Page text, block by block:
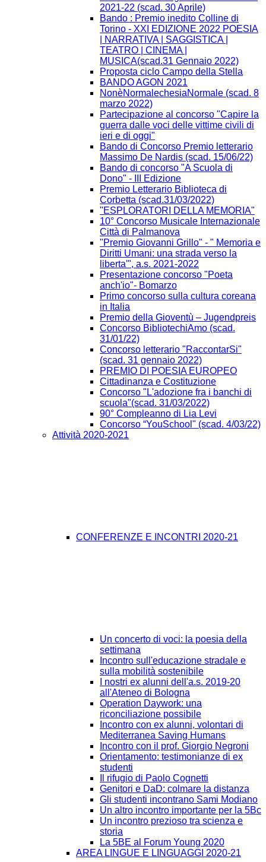
2021-22 (scad. 30 Aprile)
Bando : Premio inedito Colline di
Torino - XXI EDIZIONE 2022 POESIA
| NARRATIVA | SAGGISTICA |
TEATRO | CINEMA |
MUSICA(scad.31 Gennaio 2022)
Proposta ciclo Campo della Stella
BANDO AGON 2021
NonèNormalechesiaNormale (scad. 8
marzo 2022)
Partecipazione al concorso "Capire la
guerra dalle voci delle vittime civili di
ieri e di oggi"
Bando di Concorso Premio letterario
Massimo De Nardis (scad. 15/06/22)
Bando di concorso "A Scuola di
Dono" - III Edizione​
Premio Letterario Biblioteca di
Corbetta (scad.31/03/2022)
"ESPLORATORI DELLA MEMORIA"
10° Concorso Musicale Internazionale
Città di Palmanova
"Premio Giovanni Grillo" - " Memoria e
Diritti Umani: una strada verso la
liberta'", a.s. 2021-2022
Presentazione concorso "Poeta
anch'io"- Bomarzo
Primo concorso sulla cultura coreana
in Italia
Premio della Gioventù – Jugendpreis
Concorso BibliotechiAmo (scad.
31/01/22)
Concorso letterario "RaccontarSi"
(scad. 31 gennaio 2022)
PREMIO DI POESIA EUROPEO
Cittadinanza e Costituzione
Concorso "L'adozione fra i banchi di
scuola"(scad. 31/03/2022)
90° Compleanno di Lia Levi
Concorso “YouSchool" (scad. 4/03/22)
Attività 2020-2021
CONFERENZE E INCONTRI 2020-21
Un concerto di voci: la poesia della
settimana
Incontro sull'educazione stradale e
sulla mobilità sostenibile
I nostri ex alunni dell'a.s. 2019-20
all'Ateneo di Bologna
Operation Daywork: una
riconciliazione possibile
Incontro con ex alunni, volontari di
Mediterranea Saving Humans
Incontro con il prof. Giorgio Negroni
Orientamento: testimonianze di ex
studenti
Il rifugio di Paolo Cognetti
Genitori e DaD: colmare la distanza
Gli studenti incontrano Sami Modiano
Un altro incontro importante per la 5Bc
Un incontro prezioso tra scienza e
storia
La 5BE al Forum Young 2020
AREA LINGUE E LINGUAGGI 2020-21